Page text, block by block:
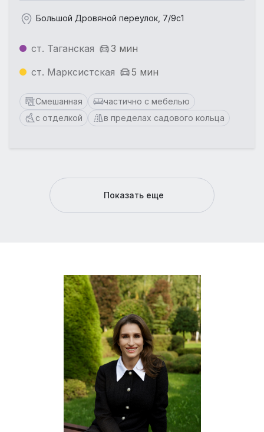
Большой Дровяной переулок, 7/9с1
ст. Таганская
3 мин
ст. Марксистская
5 мин
Смешанная
частично с мебелью
с отделкой
в пределах садового кольца
Показать еще